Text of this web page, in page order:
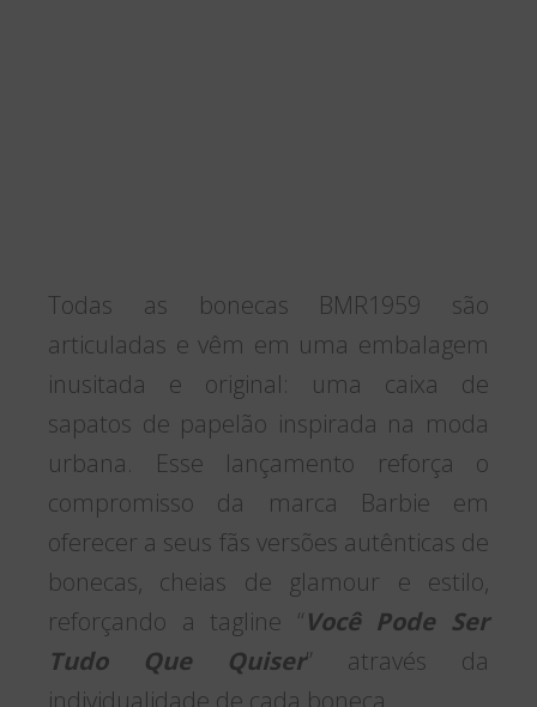
Todas as bonecas BMR1959 são
articuladas e vêm em uma embalagem
inusitada e original: uma caixa de
sapatos de papelão inspirada na moda
urbana. Esse lançamento reforça o
compromisso da marca Barbie em
oferecer a seus fãs versões autênticas de
bonecas, cheias de glamour e estilo,
reforçando a tagline “Você Pode Ser
Tudo Que Quiser” através da